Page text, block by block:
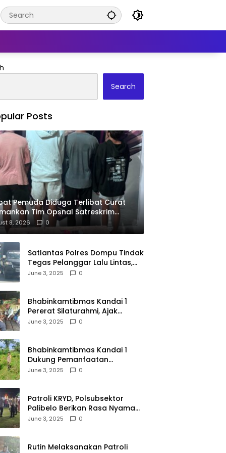
Search
Posts
Pemuda Diduga Terlibat Curat
Tim Opsnal Satreskrim
Bima Kota
8, 2026 0
Satlantas Polres Dompu Tindak
Tegas Pelanggar Lalu Lintas,
Mobil Bodong, dan Kendaraan
June 3, 2025 0
Bhabinkamtibmas Kandai 1
Pererat Silaturahmi, Ajak
Warga Jaga Keamanan
June 3, 2025 0
Bhabinkamtibmas Kandai 1
Dukung Pemanfaatan
Pekarangan untuk Ketahanan
June 3, 2025 0
Patroli KRYD, Polsubsektor
Palibelo Berikan Rasa Nyaman
Bagi Masyarakat dan
June 3, 2025 0
Rutin Melaksanakan Patroli